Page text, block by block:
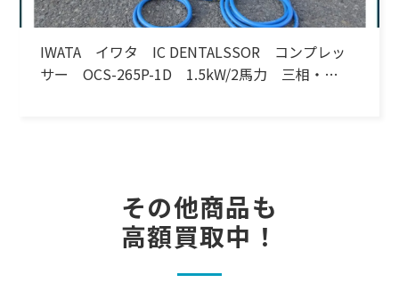
IWATA イワタ IC DENTALSSOR コンプレッ
サー OCS-265P-1D 1.5kW/2馬力 三相・
その他商品も
高額買取中！